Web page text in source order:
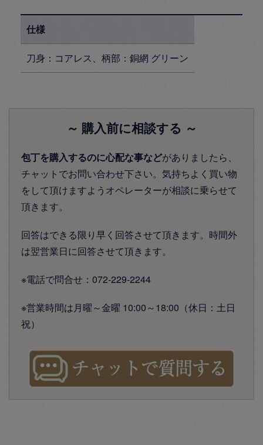
仕様
刀身：コアレス、柄部：銅網 グリーン
～ 購入前に相談する ～
包丁を購入するのに心配な事などがありましたら、
チャットでお問い合わせ下さい。気持ちよく買い物
をして頂けますようオペレーターが相談に乗らせて
頂きます。
回答はできる限り早く回答させて頂きます。時間外
は翌営業日に回答させて頂きます。
※電話で問合せ：072-229-2244
※営業時間は月曜～金曜 10:00～18:00（休日：土日
祝）